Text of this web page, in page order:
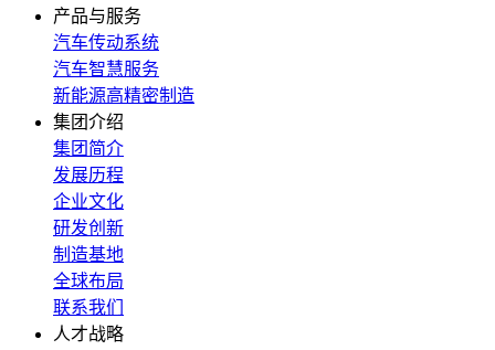
产品与服务
汽车传动系统
汽车智慧服务
新能源高精密制造
集团介绍
集团简介
发展历程
企业文化
研发创新
制造基地
全球布局
联系我们
人才战略